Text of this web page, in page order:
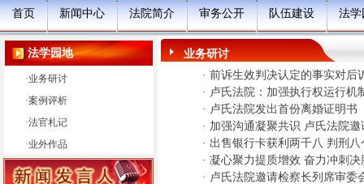
首页 新闻中心 法院简介 审务公开 队伍建设 法学
法学园地
·业务研讨
·案例评析
·法官札记
·业外作品
业务研讨
· 前诉生效判决认定的事实对后
· 卢氏法院：加强执行权运行机
· 卢氏法院发出首份离婚证明书
· 加强沟通凝聚共识 卢氏法院
· 出售银行卡获利两千八 判刑
· 凝心聚力提质增效 奋力冲刺
· 卢氏法院邀请检察长列席审委